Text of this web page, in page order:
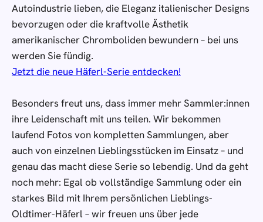
Autoindustrie lieben, die Eleganz italienischer Designs
bevorzugen oder die kraftvolle Ästhetik
amerikanischer Chromboliden bewundern – bei uns
werden Sie fündig.
Jetzt die neue Häferl-Serie entdecken!
Besonders freut uns, dass immer mehr Sammler:innen
ihre Leidenschaft mit uns teilen. Wir bekommen
laufend Fotos von kompletten Sammlungen, aber
auch von einzelnen Lieblingsstücken im Einsatz – und
genau das macht diese Serie so lebendig. Und da geht
noch mehr: Egal ob vollständige Sammlung oder ein
starkes Bild mit Ihrem persönlichen Lieblings-
Oldtimer-Häferl – wir freuen uns über jede